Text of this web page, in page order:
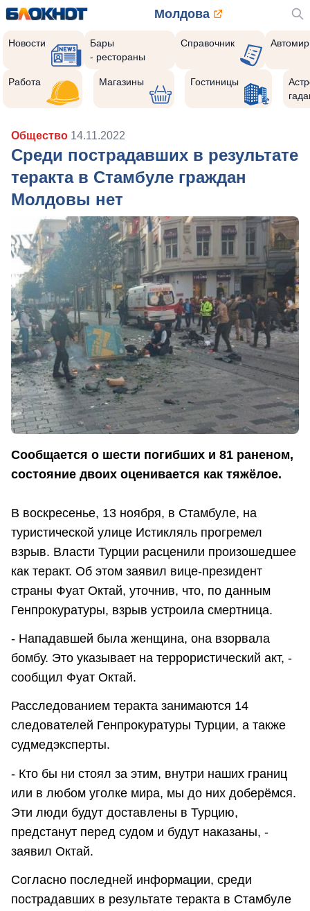
Молдова
Новости
Бары
- рестораны
Справочник Автомир
Работа Магазины Гостиницы
Общество 14.11.2022
Среди пострадавших в результате
теракта в Стамбуле граждан
Молдовы нет
Сообщается о шести погибших и 81 раненом,
состояние двоих оценивается как тяжёлое.
В воскресенье, 13 ноября, в Стамбуле, на
туристической улице Истикляль прогремел
взрыв. Власти Турции расценили произошедшее
как теракт. Об этом заявил вице-президент
страны Фуат Октай, уточнив, что, по данным
Генпрокуратуры, взрыв устроила смертница.
- Нападавшей была женщина, она взорвала
бомбу. Это указывает на террористический акт, -
сообщил Фуат Октай.
Расследованием теракта занимаются 14
следователей Генпрокуратуры Турции, а также
судмедэксперты.
- Кто бы ни стоял за этим, внутри наших границ
или в любом уголке мира, мы до них доберёмся.
Эти люди будут доставлены в Турцию,
предстанут перед судом и будут наказаны, -
заявил Октай.
Согласно последней информации, среди
пострадавших в результате теракта в Стамбуле